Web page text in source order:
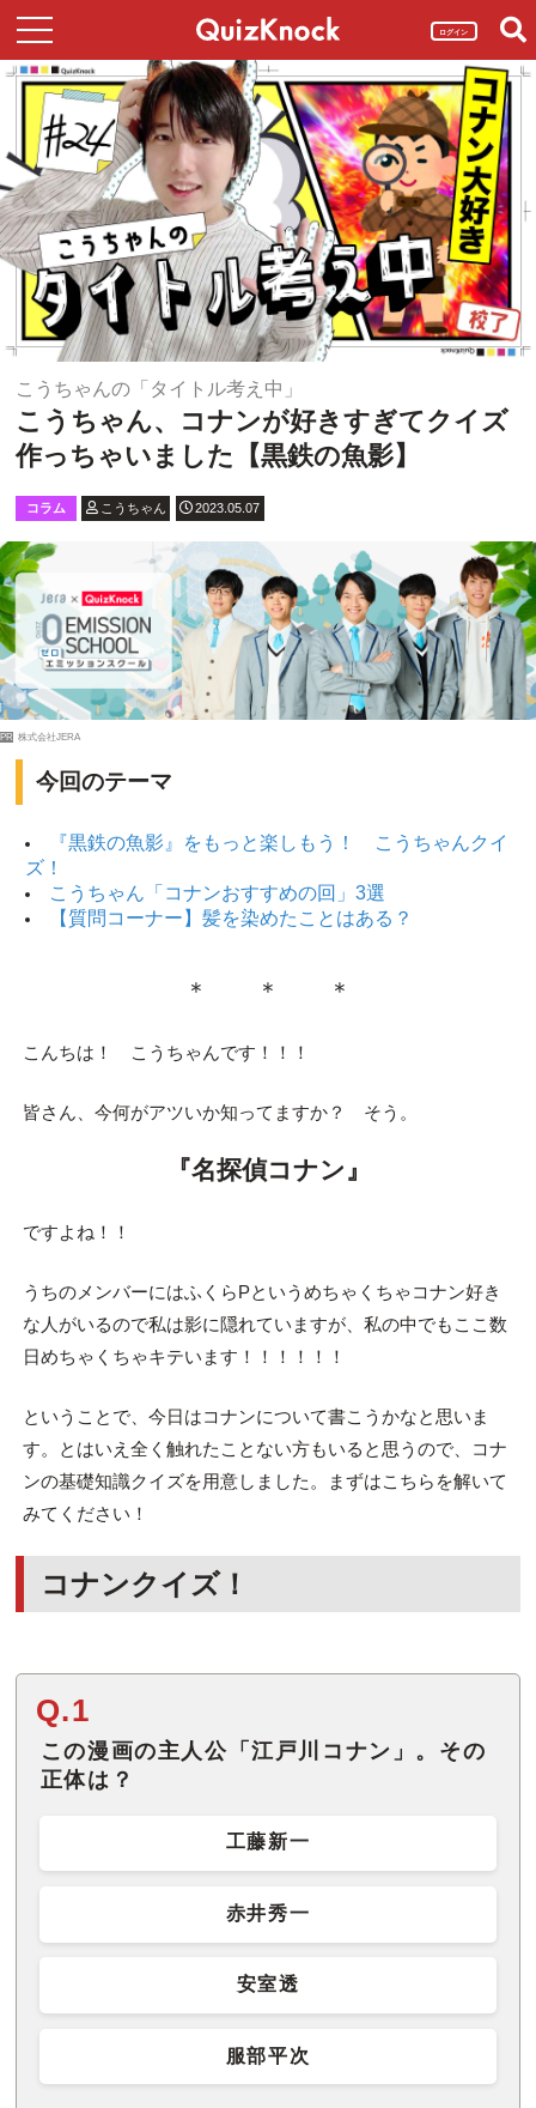
ログイン
こうちゃんの「タイトル考え中」
こうちゃん、コナンが好きすぎてクイズ
作っちゃいました【黒鉄の魚影】
コラム こうちゃん 2023.05.07
PR 株式会社JERA
今回のテーマ
『黒鉄の魚影』をもっと楽しもう！ こうちゃんクイ
ズ！
こうちゃん「コナンおすすめの回」3選
【質問コーナー】髪を染めたことはある？
＊ ＊ ＊
こんちは！ こうちゃんです！！！
皆さん、今何がアツいか知ってますか？ そう。
『名探偵コナン』
ですよね！！
うちのメンバーにはふくらPというめちゃくちゃコナン好き
な人がいるので私は影に隠れていますが、私の中でもここ数
日めちゃくちゃキテいます！！！！！！
ということで、今日はコナンについて書こうかなと思いま
す。とはいえ全く触れたことない方もいると思うので、コナ
ンの基礎知識クイズを用意しました。まずはこちらを解いて
みてください！
コナンクイズ！
Q.1
この漫画の主人公「江戸川コナン」。その
正体は？
工藤新一
赤井秀一
安室透
服部平次